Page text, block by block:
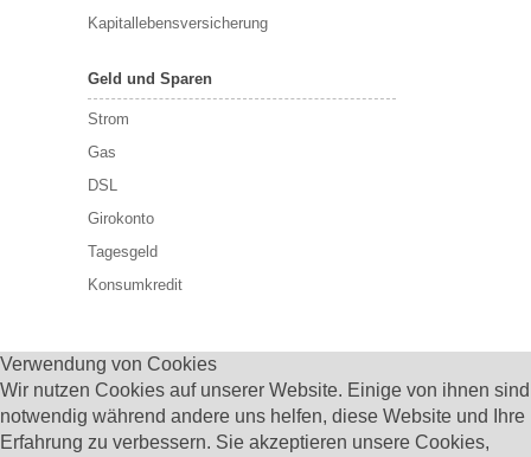
Kapitallebensversicherung
Geld und Sparen
Strom
Gas
DSL
Girokonto
Tagesgeld
Konsumkredit
Verwendung von Cookies
Wir nutzen Cookies auf unserer Website. Einige von ihnen sind
notwendig während andere uns helfen, diese Website und Ihre
Erfahrung zu verbessern. Sie akzeptieren unsere Cookies,